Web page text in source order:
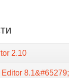
2.10
8.1&#65279;